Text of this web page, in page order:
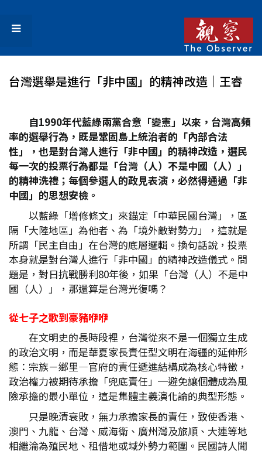
台灣選舉是進行「非中國」的精神改造│王睿
自1990年代藍綠兩黨合意「變憲」以來，台灣高頻
率的選舉行為，既是鞏固島上統治者的「內部合法
性」，也是對台灣人進行「非中國」的精神改造，選民
每一次的投票行為都是「台灣（人）不是中國（人）」
的精神洗禮；每個參選人的政見表演，必然得通過「非
中國」的思想安檢。
以藍綠「增修條文」來錨定「中華民國台灣」，區
隔「大陸地區」為他者、為「境外敵對勢力」，這就是
所謂「民主自由」在台灣的底層邏輯。換句話說，投票
本身就是對台灣人進行「非中國」的精神改造儀式。問
題是，對日抗戰勝利80年後，如果「台灣（人）不是中
國（人）」，那還算是台灣光復嗎？
從七子之歌到豪豬咿咿
在文明史的長時段裡，台灣從來不是一個獨立生成
的政治文明，而是華夏家長責任型文明在海疆的延伸形
態：宗族－鄉里—官府的責任遞進結構成為核心特徵，
政治權力被期待承擔「兜底責任」─避免讓個體成為風
險承擔的最小單位，這是集體主義演化論的典型形態。
只是晚清衰敗，無力承擔家長的責任，致使香港、
澳門、九龍、台灣、威海衛、廣州灣及旅順、大連等地
相繼淪為殖民地、租借地或域外勢力範圍。民國詩人聞